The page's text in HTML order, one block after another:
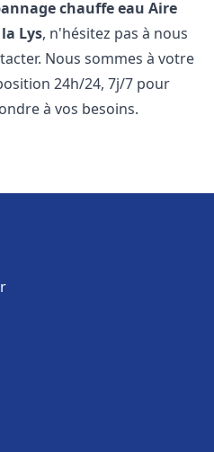
chauffe eau Aire
Lys, n'hésitez pas à nous
Nous sommes à votre
24h/24, 7j/7 pour
à vos besoins.